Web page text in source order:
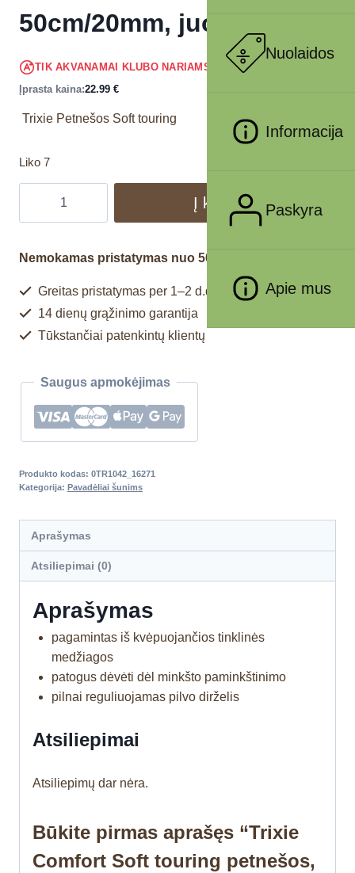
Nuolaidos
Informacija
Paskyra
Apie mus
50cm/20mm, juodos
TIK AKVANAMAI KLUBO NARIAMS 21.84
Įprasta kaina:22.99 €
Trixie Petnešos Soft touring
Liko 7
Į krepšelį
Nemokamas pristatymas nuo 50€
Greitas pristatymas per 1–2 d.d.
14 dienų grąžinimo garantija
Tūkstančiai patenkintų klientų
Saugus apmokėjimas
Produkto kodas: 0TR1042_16271
Kategorija: Pavadėliai šunims
Aprašymas
Atsiliepimai (0)
Aprašymas
pagamintas iš kvėpuojančios tinklinės
medžiagos
patogus dėvėti dėl minkšto paminkštinimo
pilnai reguliuojamas pilvo dirželis
Atsiliepimai
Atsiliepimų dar nėra.
Būkite pirmas aprašęs “Trixie
Comfort Soft touring petnešos,